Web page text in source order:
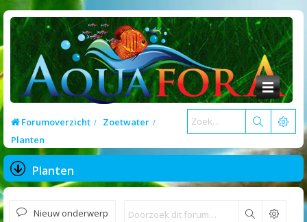
Forumoverzicht
Zoetwater
Planten
Planten
Nieuw onderwerp Zoek